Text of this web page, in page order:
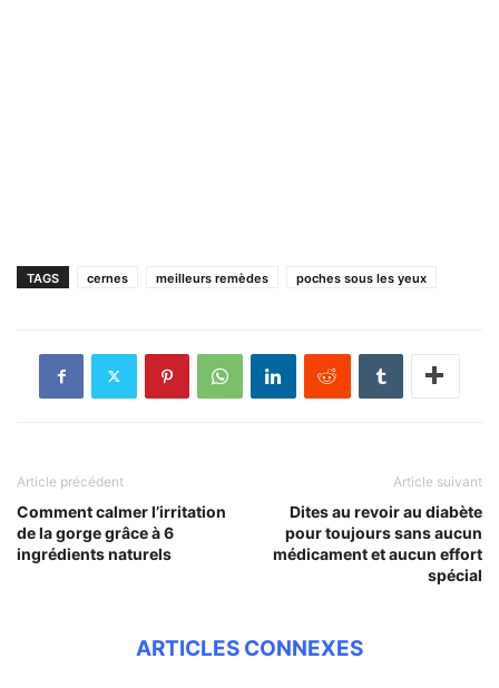
TAGS cernes meilleurs remèdes poches sous les yeux
Article précédent
Comment calmer l’irritation
de la gorge grâce à 6
ingrédients naturels
Article suivant
Dites au revoir au diabète
pour toujours sans aucun
médicament et aucun effort
spécial
ARTICLES CONNEXES